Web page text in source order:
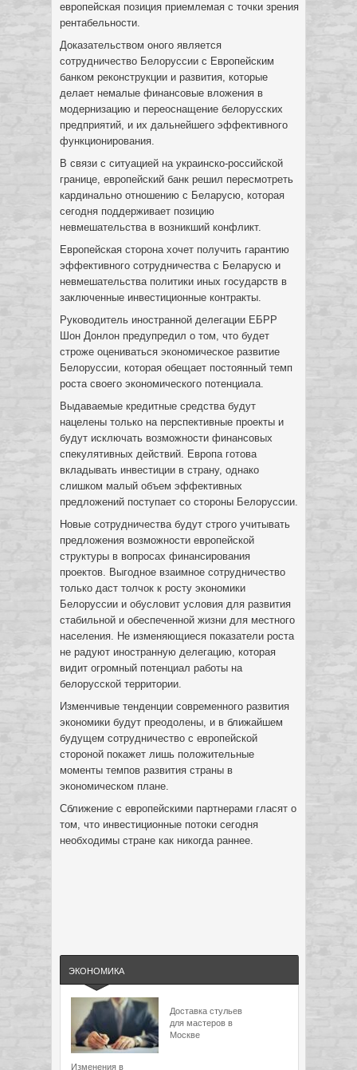
европейская позиция приемлемая с точки зрения
рентабельности.
Доказательством оного является
сотрудничество Белоруссии с Европейским
банком реконструкции и развития, которые
делает немалые финансовые вложения в
модернизацию и переоснащение белорусских
предприятий, и их дальнейшего эффективного
функционирования.
В связи с ситуацией на украинско-российской
границе, европейский банк решил пересмотреть
кардинально отношению с Беларусю, которая
сегодня поддерживает позицию
невмешательства в возникший конфликт.
Европейская сторона хочет получить гарантию
эффективного сотрудничества с Беларусю и
невмешательства политики иных государств в
заключенные инвестиционные контракты.
Руководитель иностранной делегации ЕБРР
Шон Донлон предупредил о том, что будет
строже оцениваться экономическое развитие
Белоруссии, которая обещает постоянный темп
роста своего экономического потенциала.
Выдаваемые кредитные средства будут
нацелены только на перспективные проекты и
будут исключать возможности финансовых
спекулятивных действий. Европа готова
вкладывать инвестиции в страну, однако
слишком малый объем эффективных
предложений поступает со стороны Белоруссии.
Новые сотрудничества будут строго учитывать
предложения возможности европейской
структуры в вопросах финансирования
проектов. Выгодное взаимное сотрудничество
только даст толчок к росту экономики
Белоруссии и обусловит условия для развития
стабильной и обеспеченной жизни для местного
населения. Не изменяющиеся показатели роста
не радуют иностранную делегацию, которая
видит огромный потенциал работы на
белорусской территории.
Изменчивые тенденции современного развития
экономики будут преодолены, и в ближайшем
будущем сотрудничество с европейской
стороной покажет лишь положительные
моменты темпов развития страны в
экономическом плане.
Сближение с европейскими партнерами гласят о
том, что инвестиционные потоки сегодня
необходимы стране как никогда раннее.
ЭКОНОМИКА
Изменения в
Доставка стульев
для мастеров в
Москве